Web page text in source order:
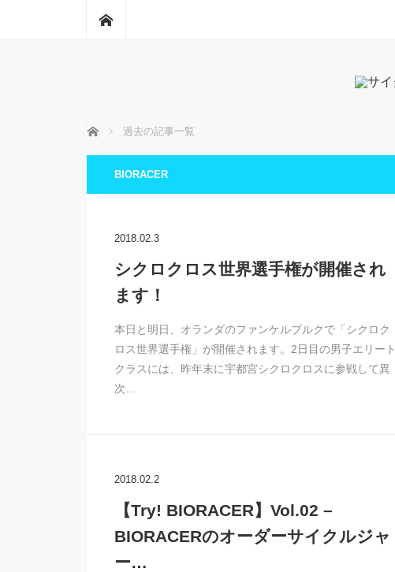
ホーム 過去の記事一覧
BIORACER
2018.02.3
シクロクロス世界選手権が開催され
ます！
本日と明日、オランダのファンケルブルクで「シクロク
ロス世界選手権」が開催されます。2日目の男子エリート
クラスには、昨年末に宇都宮シクロクロスに参戦して異
次…
2018.02.2
【Try! BIORACER】Vol.02 –
BIORACERのオーダーサイクルジャ
ー…